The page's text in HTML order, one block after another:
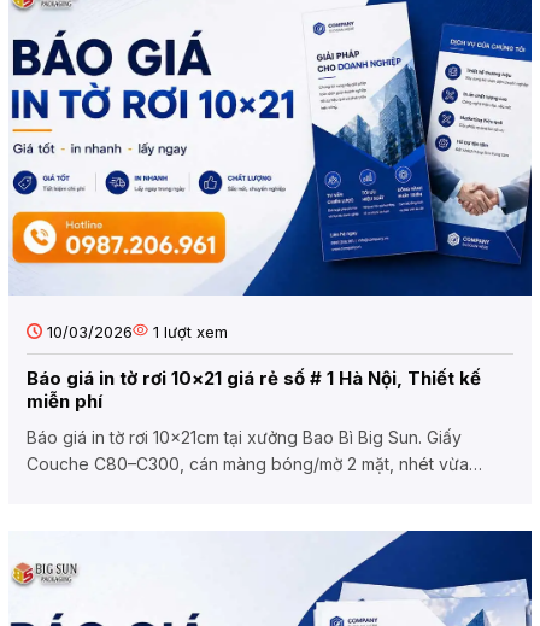
10/03/2026 1 lượt xem
Báo giá in tờ rơi 10×21 giá rẻ số # 1 Hà Nội, Thiết kế
miễn phí
Báo giá in tờ rơi 10x21cm tại xưởng Bao Bì Big Sun. Giấy
Couche C80–C300, cán màng bóng/mờ 2 mặt, nhét vừa